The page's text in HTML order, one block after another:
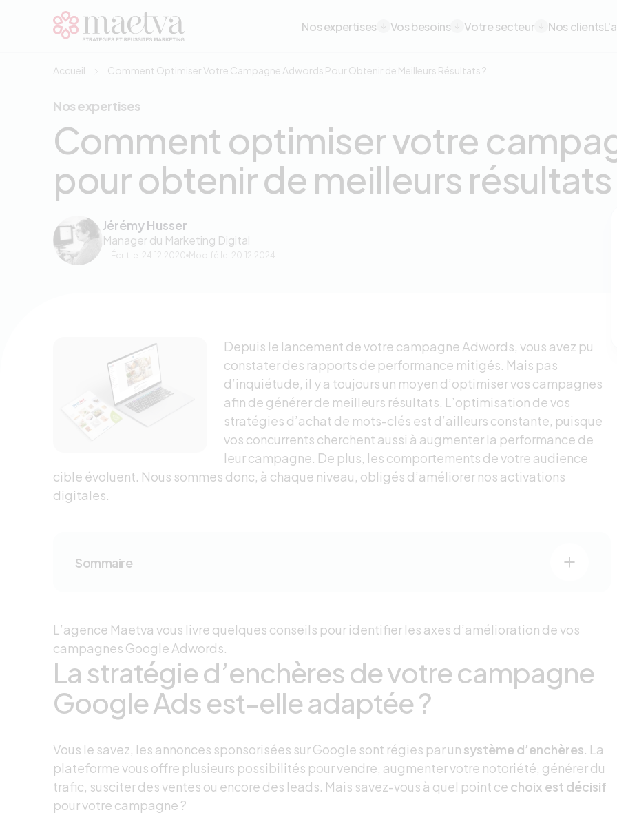
Aller au contenu principal
Nos expertises Vos besoins Votre secteur Nos clients
Accueil Comment Optimiser Votre Campagne Adwords Pour Obtenir de Meilleurs Résultats ?
Nos expertises
Comment optimiser votre
pour obtenir de meilleurs résultats
Jérémy Husser
Manager du Marketing Digital
Écrit le :24.12.2020 Modifé le :20.12.2024
Depuis le lancement de votre campagne Adwords, vous avez pu
constater des rapports de performance mitigés. Mais pas
d’inquiétude, il y a toujours un moyen d’optimiser vos campagnes
afin de générer de meilleurs résultats. L’optimisation de vos
stratégies d’achat de mots-clés est d’ailleurs constante, puisque
vos concurrents cherchent aussi à augmenter la performance de
leur campagne. De plus, les comportements de votre audience
cible évoluent. Nous sommes donc, à chaque niveau, obligés d’améliorer nos activations
digitales.
Sommaire
L’agence Maetva vous livre quelques conseils pour identifier les axes d’amélioration de vos
campagnes Google Adwords.
La stratégie d’enchères de votre campagne
Google Ads est-elle adaptée ?
Vous le savez, les annonces sponsorisées sur Google sont régies par un système d’enchères. La
plateforme vous offre plusieurs possibilités pour vendre, augmenter votre notoriété, générer du
trafic, susciter des ventes ou encore des leads. Mais savez-vous à quel point ce choix est décisif
pour votre campagne ?